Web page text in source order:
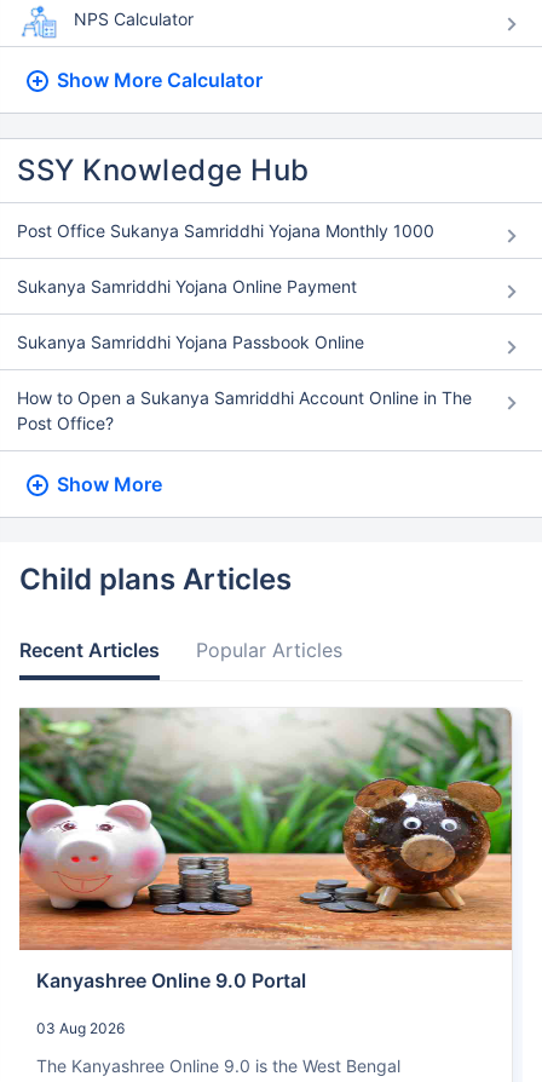
NPS Calculator
Show More Calculator
SSY Knowledge Hub
Post Office Sukanya Samriddhi Yojana Monthly 1000
Sukanya Samriddhi Yojana Online Payment
Sukanya Samriddhi Yojana Passbook Online
How to Open a Sukanya Samriddhi Account Online in The
Post Office?
Show More
Child plans Articles
Recent Articles Popular Articles
Kanyashree Online 9.0 Portal
03 Aug 2026
The Kanyashree Online 9.0 is the West Bengal